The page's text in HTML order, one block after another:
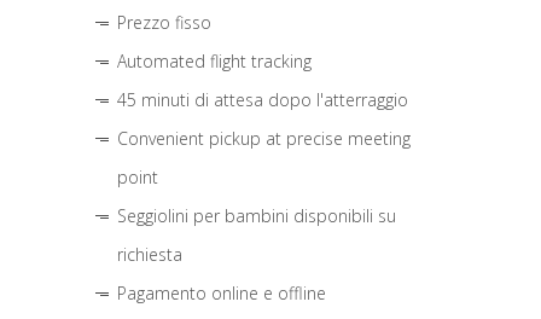
Prezzo fisso
Automated flight tracking
45 minuti di attesa dopo l'atterraggio
Convenient pickup at precise meeting
point
Seggiolini per bambini disponibili su
richiesta
Pagamento online e offline